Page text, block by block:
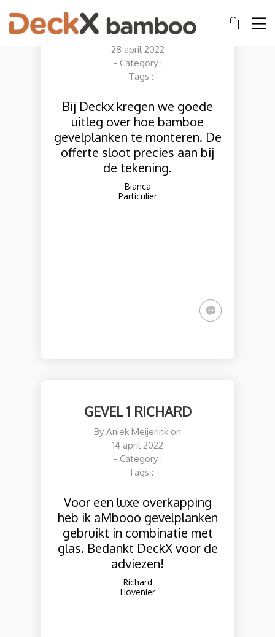
GEVEL 2 BIANCA
By Aniek Meijerink on
28 april 2022
- Category :
- Tags :
Bij Deckx kregen we goede
uitleg over hoe bamboe
gevelplanken te monteren. De
offerte sloot precies aan bij
de tekening.
Bianca
Particulier
GEVEL 1 RICHARD
By Aniek Meijerink on
14 april 2022
- Category :
- Tags :
Voor een luxe overkapping
heb ik aMbooo gevelplanken
gebruikt in combinatie met
glas. Bedankt DeckX voor de
adviezen!
Richard
Hovenier